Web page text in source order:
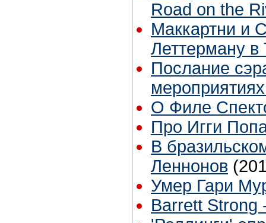
Road on the
Маккартни и
Леттерману
Послание
О Филе
Про Игги
В
Леннонов
Умер Гари
Barrett Strong